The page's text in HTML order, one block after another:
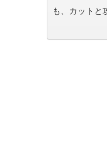
も、カットと